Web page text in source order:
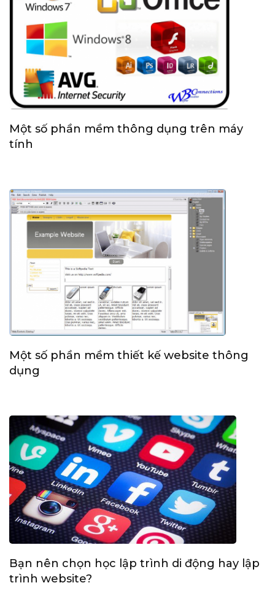
Một số phần mềm thông dụng trên máy
tính
Một số phần mềm thiết kế website thông
dụng
Bạn nên chọn học lập trình di động hay lập
trình website?